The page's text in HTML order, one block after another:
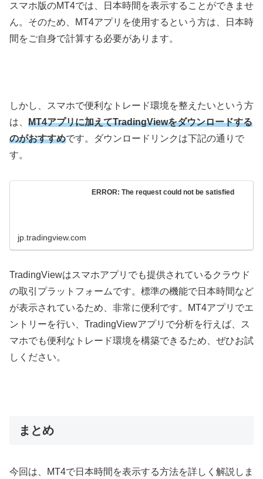
スマホ版のMT4では、日本時間を表示することができませ
ん。そのため、
MT4アプリを使用するという方は、日本時
間をご自身で計算する必要があります。
しかし、スマホで便利なトレード環境を整えたいという方
は、 MT4アプリに加えてTradingViewをダウンロードする
のがおすすめです。ダウンロードリンクは下記の通りで
す。
ERROR: The request could not be satisfied
jp.tradingview.com
TradingViewはスマホアプリでも提供されているクラウド
の取引プラットフォームです。標準の機能で日本時間など
が表示されているため、非常に便利です。
MT4アプリでエ
ントリーを行い、 TradingViewアプリで分析を行えば、ス
マホでも便利なトレード環境を構築できるため、ぜひお試
しください。
まとめ
今回は、 MT4で日本時間を表示する方法を詳しく解説しま